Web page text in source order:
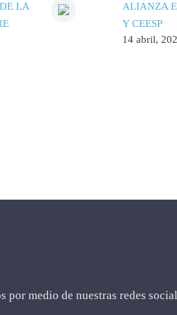
LA
ALIANZA
Y CEESP
14 abril,
por medio de nuestras redes